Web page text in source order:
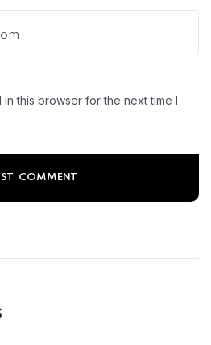
in this browser for the next time I